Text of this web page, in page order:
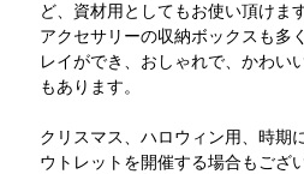
ど、資材用としてもお使い頂けます
アクセサリーの収納ボックスも多
レイができ、おしゃれで、かわい
もあります。
クリスマス、ハロウィン用、時期
ウトレットを開催する場合もござ